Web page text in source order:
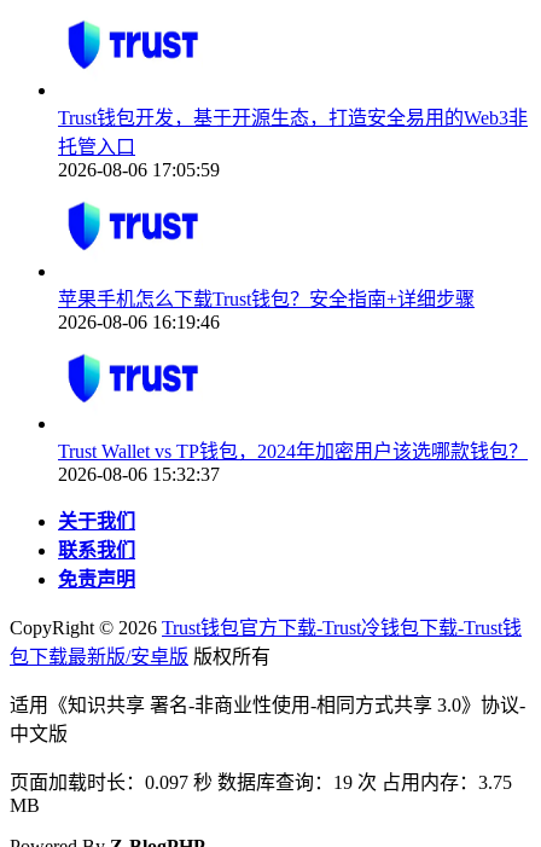
Trust钱包开发，基于开源生态，打造安全易用的Web3非
托管入口
2026-08-06 17:05:59
苹果手机怎么下载Trust钱包？安全指南+详细步骤
2026-08-06 16:19:46
Trust Wallet vs TP钱包，2024年加密用户该选哪款钱包？
2026-08-06 15:32:37
关于我们
联系我们
免责声明
CopyRight © 2026 Trust钱包官方下载-Trust冷钱包下载-Trust钱
包下载最新版/安卓版 版权所有
适用《知识共享 署名-非商业性使用-相同方式共享 3.0》协议-
中文版
页面加载时长：0.097 秒 数据库查询：19 次 占用内存：3.75
MB